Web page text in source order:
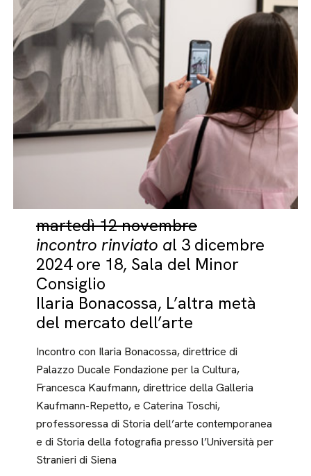
martedì 12 novembre
incontro rinviato al 3 dicembre
2024 ore 18, Sala del Minor
Consiglio
Ilaria Bonacossa, L’altra metà
del mercato dell’arte
Incontro con Ilaria Bonacossa, direttrice di
Palazzo Ducale Fondazione per la Cultura,
Francesca Kaufmann, direttrice della Galleria
Kaufmann-Repetto, e Caterina Toschi,
professoressa di Storia dell’arte contemporanea
e di Storia della fotografia presso l’Università per
Stranieri di Siena